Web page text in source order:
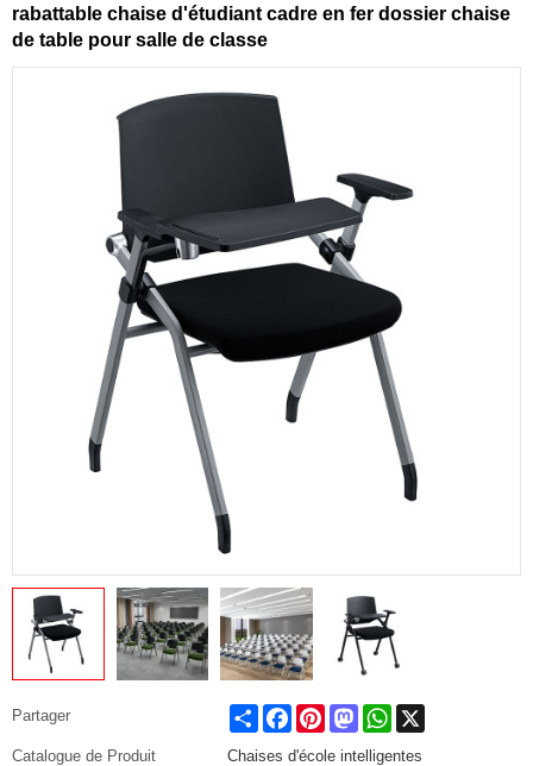
rabattable chaise d'étudiant cadre en fer dossier chaise
de table pour salle de classe
Partager Share FacebookPinterestMastodonWhatsApp
Catalogue de Produit
Chaises d'école intelligentes